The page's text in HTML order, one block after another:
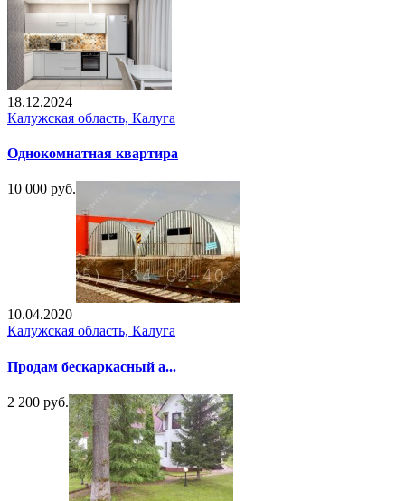
18.12.2024
Калужская область, Калуга
Однокомнатная квартира
10 000 руб.
10.04.2020
Калужская область, Калуга
Продам бескаркасный а...
2 200 руб.